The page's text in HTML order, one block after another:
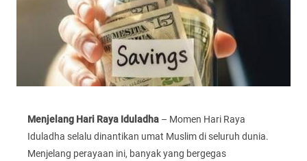
Menjelang Hari Raya Iduladha – Momen Hari Raya
Iduladha selalu dinantikan umat Muslim di seluruh dunia.
Menjelang perayaan ini, banyak yang bergegas